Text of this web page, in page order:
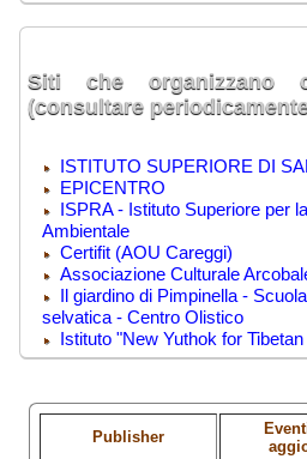
Siti che organizzano
(consultare
ISTITUTO SUPERIORE DI
EPICENTRO
ISPRA - Istituto Superiore per
Ambientale
Certifit (AOU Careggi)
Associazione Culturale
Il giardino di Pimpinella -
selvatica - Centro Olistico
Istituto "New Yuthok for
Publisher